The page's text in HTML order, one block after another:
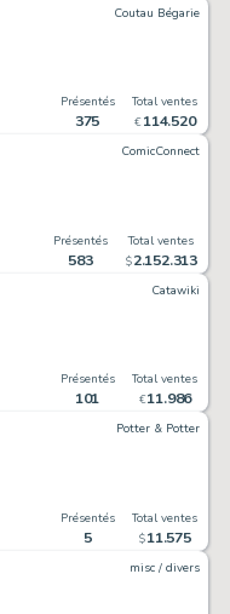
Coutau Bégarie
Présentés
375
Total ventes
€ 114.520
ComicConnect
Présentés
583
Total ventes
$2.152.313
Catawiki
Présentés
101
Total ventes
€11.986
Potter & Potter
Présentés
5
Total ventes
$11.575
misc / divers